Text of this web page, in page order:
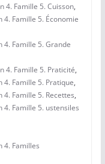
4. Famille 5. Cuisson,
Famille 5. Économie
Famille 5. Grande
4. Famille 5. Praticité,
Famille 5. Pratique,
Famille 5. Recettes,
Famille 5. ustensiles
4. Familles